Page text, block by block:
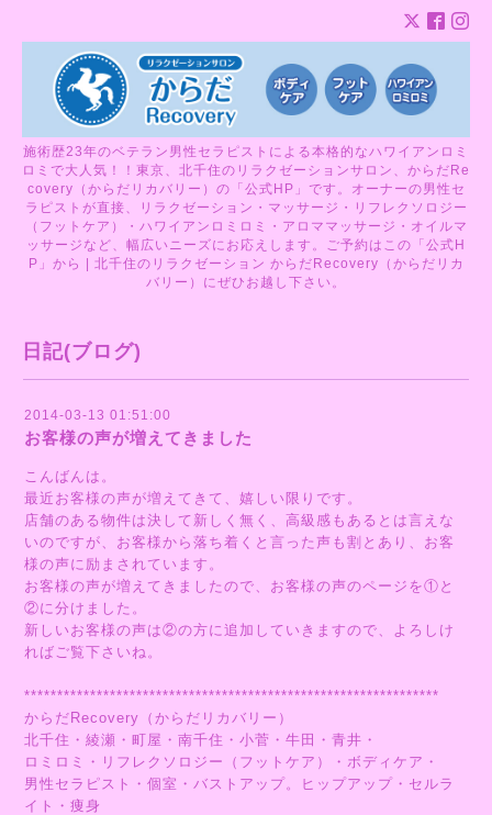
施術歴23年のベテラン男性セラピストによる本格的なハワイアンロミ
ロミで大人気！！東京、北千住のリラクゼーションサロン、からだRe
covery（からだリカバリー）の「公式HP」です。オーナーの男性セ
ラピストが直接、リラクゼーション・マッサージ・リフレクソロジー
（フットケア）・ハワイアンロミロミ・アロママッサージ・オイルマ
ッサージなど、幅広いニーズにお応えします。ご予約はこの「公式H
P」から | 北千住のリラクゼーション からだRecovery（からだリカ
バリー）にぜひお越し下さい。
日記(ブログ)
2014-03-13 01:51:00
お客様の声が増えてきました
こんばんは。
最近お客様の声が増えてきて、嬉しい限りです。
店舗のある物件は決して新しく無く、高級感もあるとは言えな
いのですが、お客様から落ち着くと言った声も割とあり、お客
様の声に励まされています。
お客様の声が増えてきましたので、お客様の声のページを①と
②に分けました。
新しいお客様の声は②の方に追加していきますので、よろしけ
ればご覧下さいね。
***************************************************************
からだRecovery（からだリカバリー）
北千住・綾瀬・町屋・南千住・小菅・牛田・青井・
ロミロミ・リフレクソロジー（フットケア）・ボディケア・
男性セラピスト・個室・バストアップ。ヒップアップ・セルラ
イト・痩身